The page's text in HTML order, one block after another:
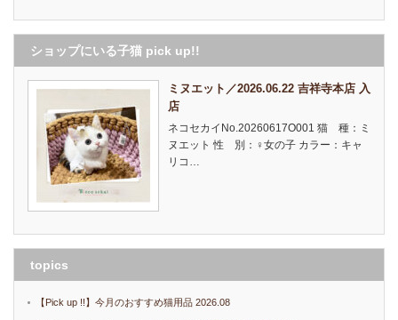
ショップにいる子猫 pick up!!
ミヌエット／2026.06.22 吉祥寺本店 入
店
ネコセカイNo.20260617O001 猫 種：ミ
ヌエット 性 別：♀女の子 カラー：キャ
リコ…
topics
【Pick up !!】今月のおすすめ猫用品 2026.08